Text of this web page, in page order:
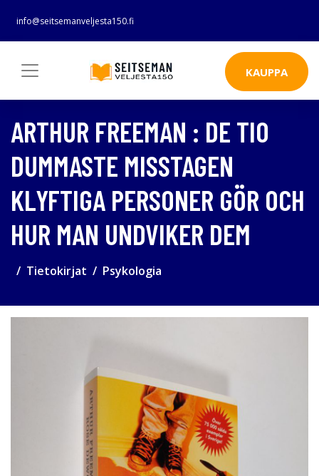
info@seitsemanveljesta150.fi
KAUPPA
ARTHUR FREEMAN : DE TIO
DUMMASTE MISSTAGEN
KLYFTIGA PERSONER GÖR OCH
HUR MAN UNDVIKER DEM
Tietokirjat Psykologia